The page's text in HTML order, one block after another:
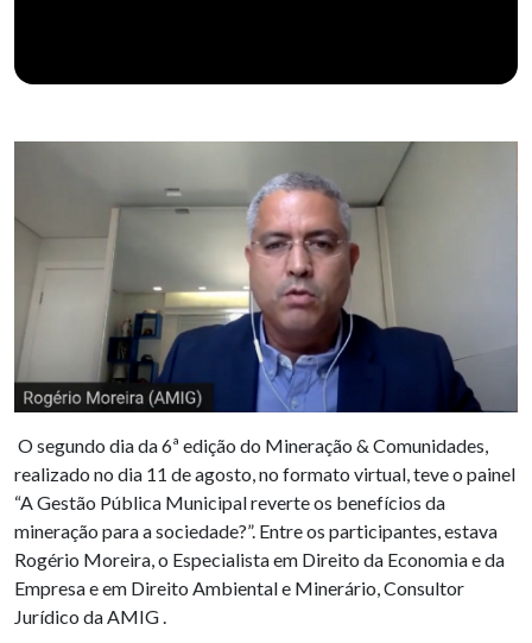
O segundo dia da 6ª edição do Mineração & Comunidades,
realizado no dia 11 de agosto, no formato virtual, teve o painel
“A Gestão Pública Municipal reverte os benefícios da
mineração para a sociedade?”. Entre os participantes, estava
Rogério Moreira, o Especialista em Direito da Economia e da
Empresa e em Direito Ambiental e Minerário, Consultor
Jurídico da AMIG .